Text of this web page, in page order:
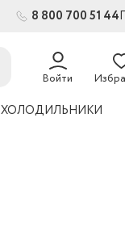
8 800 700 51 44
Войти
ХОЛОДИЛЬНИКИ